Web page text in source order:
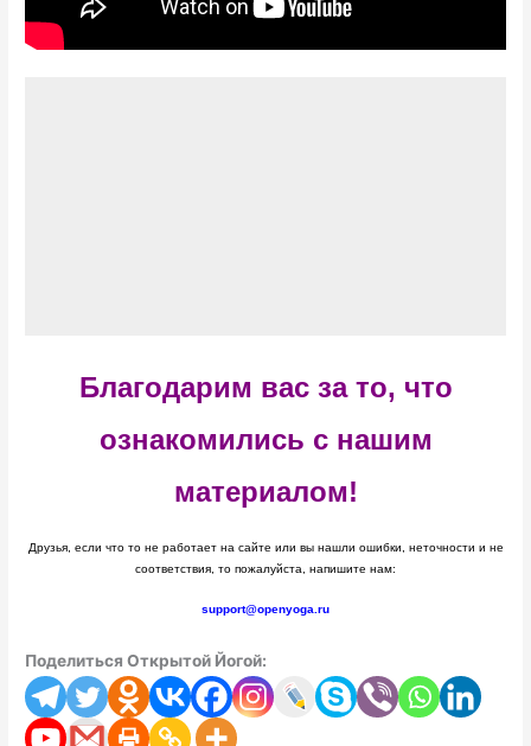
Благодарим вас за то, что
ознакомились с нашим
материалом!
Друзья, если что то не работает на сайте или вы нашли ошибки, неточности и не
соответствия, то пожалуйста, напишите нам:
support@openyoga.ru
Поделиться Открытой Йогой: